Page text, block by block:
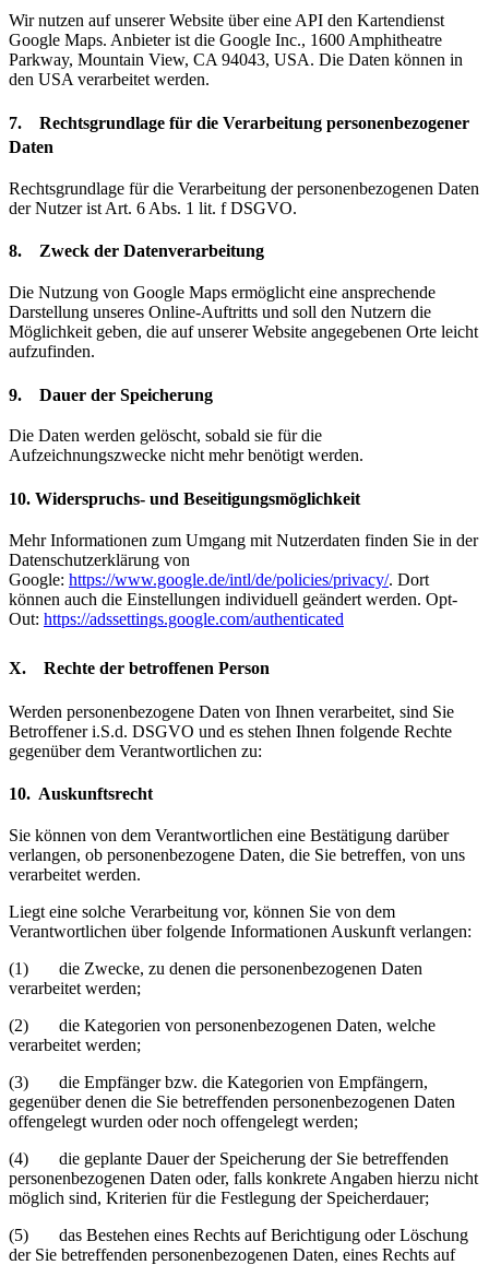
Wir nutzen auf unserer Website über eine API den Kartendienst
Google Maps. Anbieter ist die Google Inc., 1600 Amphitheatre
Parkway, Mountain View, CA 94043, USA. Die Daten können in
den USA verarbeitet werden.
7. Rechtsgrundlage für die Verarbeitung personenbezogener
Daten
Rechtsgrundlage für die Verarbeitung der personenbezogenen Daten
der Nutzer ist Art. 6 Abs. 1 lit. f DSGVO.
8. Zweck der Datenverarbeitung
Die Nutzung von Google Maps ermöglicht eine ansprechende
Darstellung unseres Online-Auftritts und soll den Nutzern die
Möglichkeit geben, die auf unserer Website angegebenen Orte leicht
aufzufinden.
9. Dauer der Speicherung
Die Daten werden gelöscht, sobald sie für die
Aufzeichnungszwecke nicht mehr benötigt werden.
10. Widerspruchs- und Beseitigungsmöglichkeit
Mehr Informationen zum Umgang mit Nutzerdaten finden Sie in der
Datenschutzerklärung von
Google: https://www.google.de/intl/de/policies/privacy/. Dort
können auch die Einstellungen individuell geändert werden. Opt-
Out: https://adssettings.google.com/authenticated
X. Rechte der betroffenen Person
Werden personenbezogene Daten von Ihnen verarbeitet, sind Sie
Betroffener i.S.d. DSGVO und es stehen Ihnen folgende Rechte
gegenüber dem Verantwortlichen zu:
10. Auskunftsrecht
Sie können von dem Verantwortlichen eine Bestätigung darüber
verlangen, ob personenbezogene Daten, die Sie betreffen, von uns
verarbeitet werden.
Liegt eine solche Verarbeitung vor, können Sie von dem
Verantwortlichen über folgende Informationen Auskunft verlangen:
(1) die Zwecke, zu denen die personenbezogenen Daten
verarbeitet werden;
(2) die Kategorien von personenbezogenen Daten, welche
verarbeitet werden;
(3) die Empfänger bzw. die Kategorien von Empfängern,
gegenüber denen die Sie betreffenden personenbezogenen Daten
offengelegt wurden oder noch offengelegt werden;
(4) die geplante Dauer der Speicherung der Sie betreffenden
personenbezogenen Daten oder, falls konkrete Angaben hierzu nicht
möglich sind, Kriterien für die Festlegung der Speicherdauer;
(5) das Bestehen eines Rechts auf Berichtigung oder Löschung
der Sie betreffenden personenbezogenen Daten, eines Rechts auf